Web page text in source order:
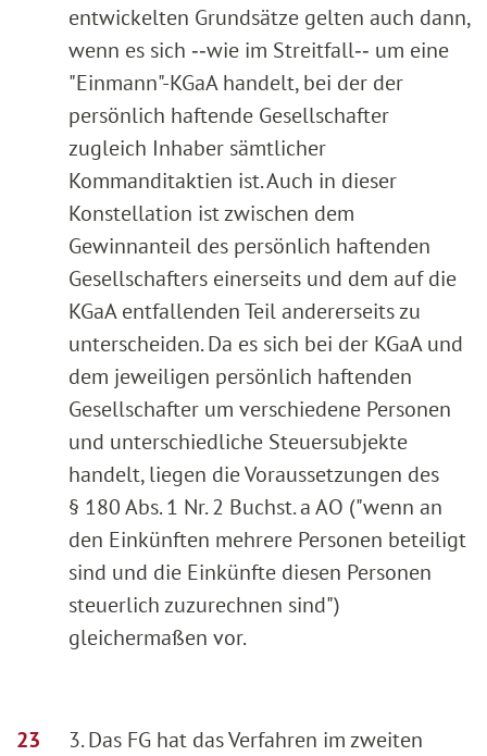
entwickelten Grundsätze gelten auch dann,
wenn es sich ‑‑wie im Streitfall‑‑ um eine
"Einmann"-KGaA handelt, bei der der
persönlich haftende Gesellschafter
zugleich Inhaber sämtlicher
Kommanditaktien ist. Auch in dieser
Konstellation ist zwischen dem
Gewinnanteil des persönlich haftenden
Gesellschafters einerseits und dem auf die
KGaA entfallenden Teil andererseits zu
unterscheiden. Da es sich bei der KGaA und
dem jeweiligen persönlich haftenden
Gesellschafter um verschiedene Personen
und unterschiedliche Steuersubjekte
handelt, liegen die Voraussetzungen des
§ 180 Abs. 1 Nr. 2 Buchst. a AO ("wenn an
den Einkünften mehrere Personen beteiligt
sind und die Einkünfte diesen Personen
steuerlich zuzurechnen sind")
gleichermaßen vor.
3. Das FG hat das Verfahren im zweiten